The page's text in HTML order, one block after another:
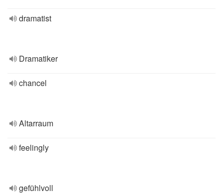
dramatist
Dramatiker
chancel
Altarraum
feelingly
gefühlvoll